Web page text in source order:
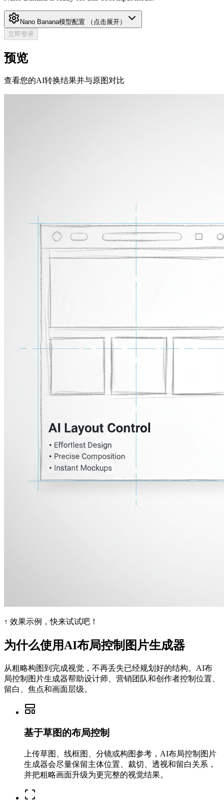
Nano Banana模型配置
（点击展开）
立即登录
预览
查看您的AI转换结果并与原图对比
↑ 效果示例，快来试试吧！
为什么使用AI布局控制图片生成器
从粗略构图到完成视觉，不再丢失已经规划好的结构。AI布
局控制图片生成器帮助设计师、营销团队和创作者控制位置、
留白、焦点和画面层级。
基于草图的布局控制
上传草图、线框图、分镜或构图参考，AI布局控制图片
生成器会尽量保留主体位置、裁切、透视和留白关系，
并把粗略画面升级为更完整的视觉结果。